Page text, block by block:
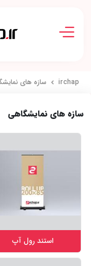
irchap سازه های
سازه های نمایشگاهی
استند رول آپ